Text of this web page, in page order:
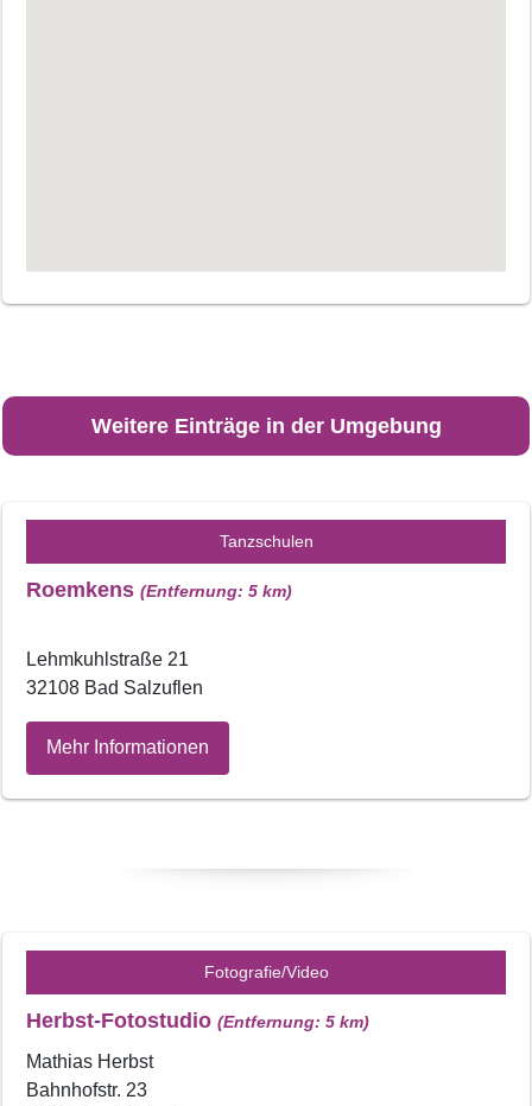
Weitere Einträge in der Umgebung
Tanzschulen
Roemkens (Entfernung: 5 km)
Lehmkuhlstraße 21
32108 Bad Salzuflen
Mehr Informationen
Fotografie/Video
Herbst-Fotostudio (Entfernung: 5 km)
Mathias Herbst
Bahnhofstr. 23